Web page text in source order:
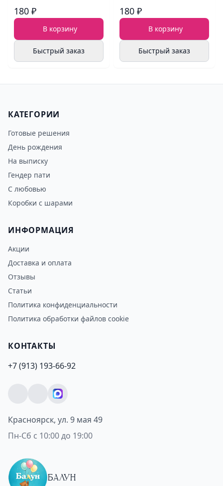
180 ₽
В корзину
Быстрый заказ
180 ₽
В корзину
Быстрый заказ
КАТЕГОРИИ
Готовые решения
День рождения
На выписку
Гендер пати
С любовью
Коробки с шарами
ИНФОРМАЦИЯ
Акции
Доставка и оплата
Отзывы
Статьи
Политика конфиденциальности
Политика обработки файлов cookie
КОНТАКТЫ
+7 (913) 193-66-92
Красноярск, ул. 9 мая 49
Пн-Сб с 10:00 до 19:00
БАЛУН